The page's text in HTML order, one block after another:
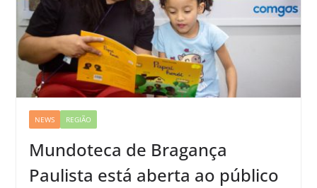
NEWS REGIÃO
Mundoteca de Bragança
Paulista está aberta ao público